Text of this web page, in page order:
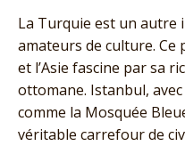
La Turquie est un autre
amateurs de culture. Ce
et l’Asie fascine par sa
ottomane. Istanbul,
comme la Mosquée
véritable carrefour de